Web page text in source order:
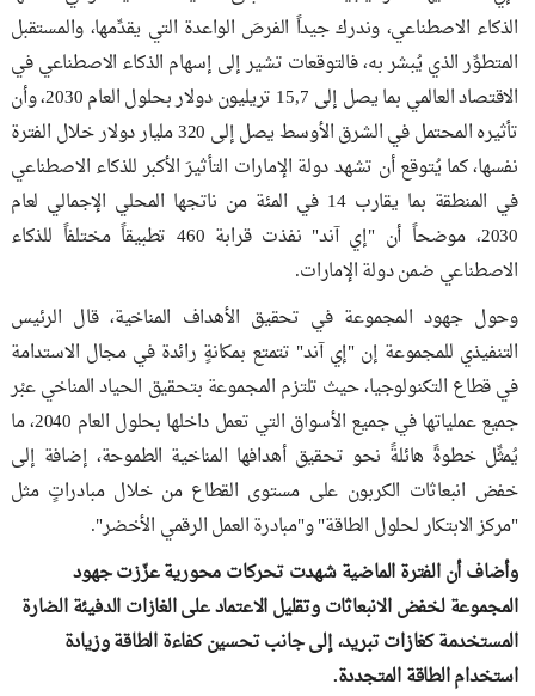
الذكاء الاصطناعي، وندرك جيداً الفرصَ الواعدة التي يقدِّمها، والمستقبل
المتطوِّر الذي يُبشر به، فالتوقعات تشير إلى إسهام الذكاء الاصطناعي في
الاقتصاد العالمي بما يصل إلى 15,7 تريليون دولار بحلول العام 2030، وأن
تأثيره المحتمل في الشرق الأوسط يصل إلى 320 مليار دولار خلال الفترة
نفسها، كما يُتوقع أن تشهد دولة الإمارات التأثيرَ الأكبر للذكاء الاصطناعي
في المنطقة بما يقارب 14 في المئة من ناتجها المحلي الإجمالي لعام
2030، موضحاً أن "إي آند" نفذت قرابة 460 تطبيقاً مختلفاً للذكاء
الاصطناعي ضمن دولة الإمارات.
وحول جهود المجموعة في تحقيق الأهداف المناخية، قال الرئيس
التنفيذي للمجموعة إن "إي آند" تتمتع بمكانةٍ رائدة في مجال الاستدامة
في قطاع التكنولوجيا، حيث تلتزم المجموعة بتحقيق الحياد المناخي عبْر
جميع عملياتها في جميع الأسواق التي تعمل داخلها بحلول العام 2040، ما
يُمثِّل خطوةً هائلةً نحو تحقيق أهدافها المناخية الطموحة، إضافة إلى
خفض انبعاثات الكربون على مستوى القطاع من خلال مبادراتٍ مثل
"مركز الابتكار لحلول الطاقة" و"مبادرة العمل الرقمي الأخضر".
وأضاف أن الفترة الماضية شهدت تحركات محورية عزّزت جهود
المجموعة لخفض الانبعاثات وتقليل الاعتماد على الغازات الدفيئة الضارة
المستخدمة كغازات تبريد، إلى جانب تحسين كفاءة الطاقة وزيادة
استخدام الطاقة المتجددة.